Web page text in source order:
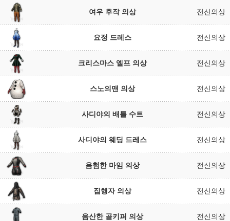
여우 후작 의상 전신의상
요정 드레스 전신의상
크리스마스 엘프 의상 전신의상
스노의맨 의상 전신의상
사디야의 배틀 수트 전신의상
사디야의 웨딩 드레스 전신의상
음험한 마임 의상 전신의상
집행자 의상 전신의상
음산한 골키퍼 의상 전신의상